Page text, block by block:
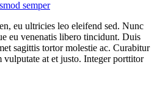
eu ultricies leo eleifend sed. Nunc
eu venenatis libero tincidunt. Duis
sagittis tortor molestie ac. Curabitur
vulputate at et justo. Integer porttitor